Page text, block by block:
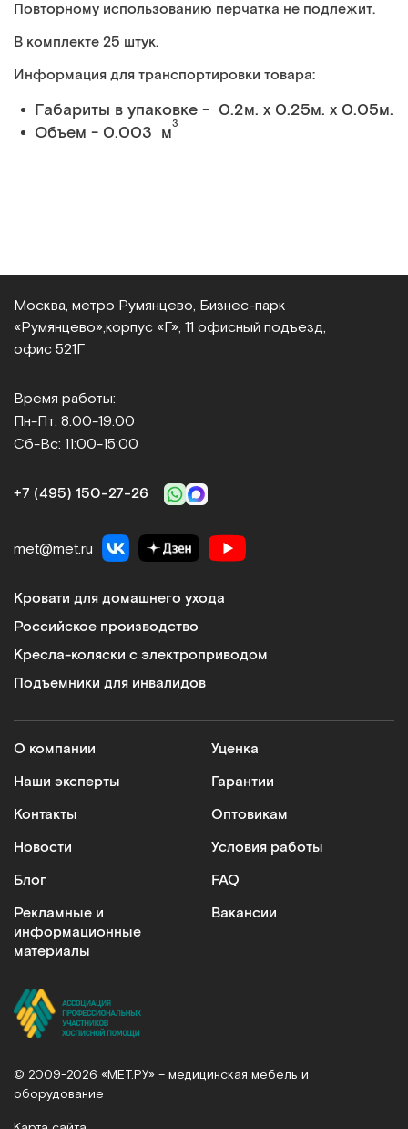
Повторному использованию перчатка не подлежит.
В комплекте 25 штук.
Информация для транспортировки товара:
Габариты в упаковке - 0.2м. x 0.25м. x 0.05м.
Объем - 0.003 м3
Москва, метро Румянцево, Бизнес‑парк
«Румянцево», корпус «Г», 11 офисный подъезд,
офис 521Г
Время работы:
Пн-Пт: 8:00-19:00
Сб-Вс: 11:00-15:00
+7 (495) 150‑27‑26
met@met.ru
Кровати для домашнего ухода
Российское производство
Кресла-коляски с электроприводом
Подъемники для инвалидов
О компании
Наши эксперты
Контакты
Новости
Блог
Рекламные и
информационные
материалы
Уценка
Гарантии
Оптовикам
Условия работы
FAQ
Вакансии
© 2009-2026 «МЕТ.РУ» – медицинская мебель и
оборудование